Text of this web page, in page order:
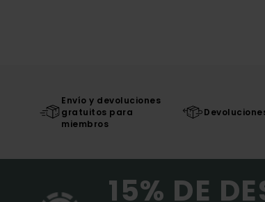
Envío y devoluciones
gratuitos para
miembros
15% DE